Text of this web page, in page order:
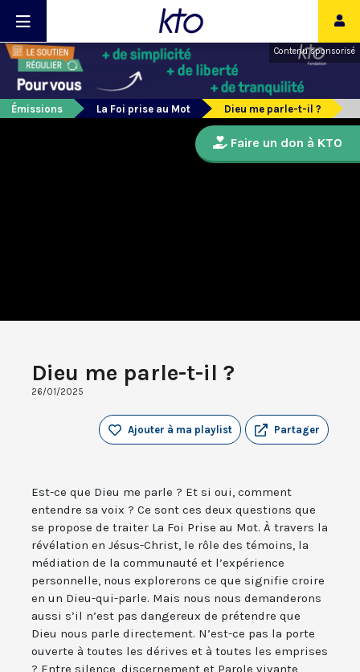
Contenu sponsorisé
Émissions La Foi prise au Mot Dieu me parle-t-il ?
Dieu me parle-t-il ?
26/01/2025
Partager
Ajouter à ma playlist
Est-ce que Dieu me parle ? Et si oui, comment
entendre sa voix ? Ce sont ces deux questions que
se propose de traiter La Foi Prise au Mot. À travers la
révélation en Jésus-Christ, le rôle des témoins, la
médiation de la communauté et l’expérience
personnelle, nous explorerons ce que signifie croire
en un Dieu-qui-parle. Mais nous nous demanderons
aussi s’il n’est pas dangereux de prétendre que
Dieu nous parle directement. N’est-ce pas la porte
ouverte à toutes les dérives et à toutes les emprises
? Entre silence, discernement et Parole vivante,
Faire un don à KTO